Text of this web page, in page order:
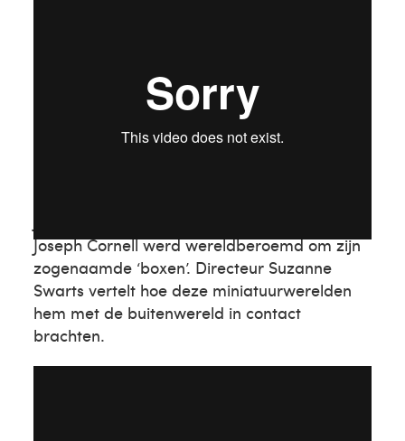
Joseph Cornell werd wereldberoemd om zijn
zogenaamde ‘boxen’. Directeur Suzanne
Swarts vertelt hoe deze miniatuurwerelden
hem met de buitenwereld in contact
brachten.